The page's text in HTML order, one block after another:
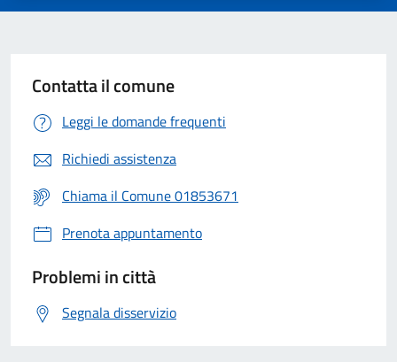
Contatta il comune
Leggi le domande frequenti
Richiedi assistenza
Chiama il Comune 01853671
Prenota appuntamento
Problemi in città
Segnala disservizio